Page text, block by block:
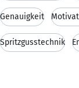
Genauigkeit
Spritzgusstechnik